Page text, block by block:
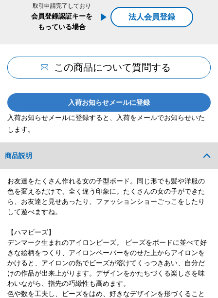
取引申請完了しており
会員登録認証キーを
もっている場合
法人会員登録
この商品について質問する
入荷お知らせメールに登録
入荷お知らせメールに登録すると、入荷をメールでお知らせいた
します。
商品説明
お友達をたくさん作れる女の子型ボード。同じ形でも髪や洋服の
色を変えるだけで、全く違う印象に。たくさんの女の子ができた
ら、お友達と見せあったり、ファッションショーごっこをしたり
して遊べますね。
【ハマビーズ】
デンマーク生まれのアイロンビーズ。 ビーズをボードに並べて好
きな絵柄をつくり、アイロンペーパーをのせた上からアイロンを
かけると、アイロンの熱でビーズが溶けてくっつきあい、自分だ
けの作品が出来上がります。デザインをかたちづくる楽しさを味
わいながら、指先の巧緻性も高めます。
色や数を工夫し、ビーズをはめ、好きなデザインを形づくること